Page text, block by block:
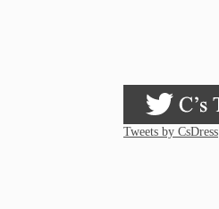
Tweets by CsDress